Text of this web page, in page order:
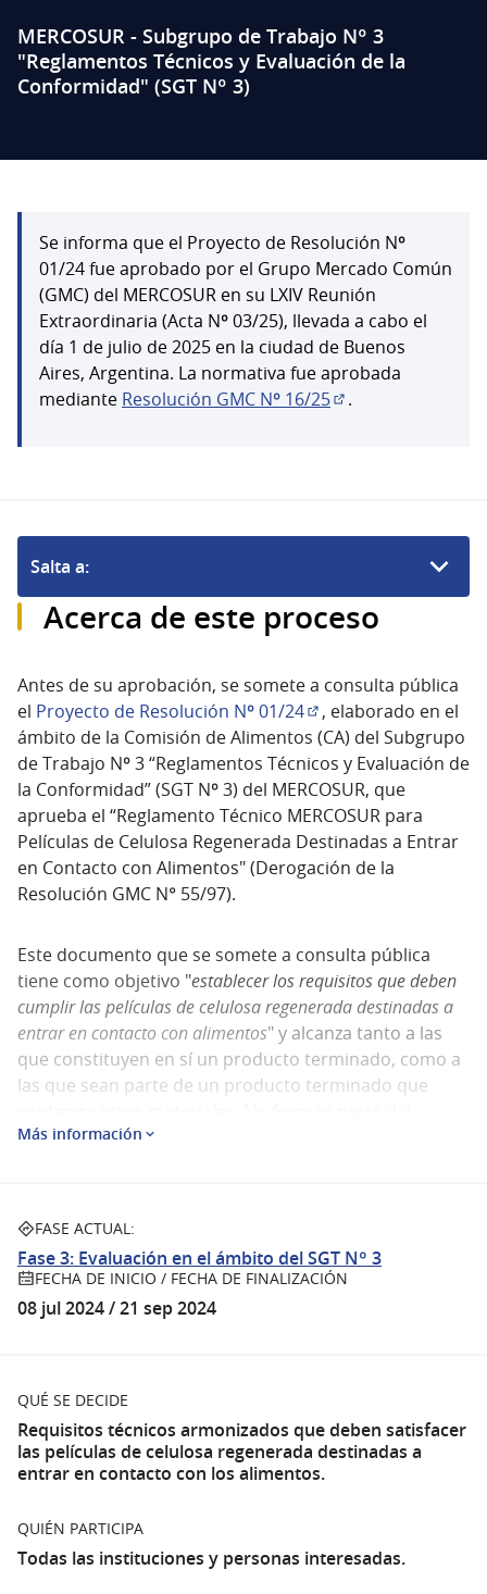
MERCOSUR - Subgrupo de Trabajo Nº 3
"Reglamentos Técnicos y Evaluación de la
Conformidad" (SGT Nº 3)
Se informa que el Proyecto de Resolución Nº
01/24 fue aprobado por el Grupo Mercado Común
(GMC) del MERCOSUR en su LXIV Reunión
Extraordinaria (Acta Nº 03/25), llevada a cabo el
día 1 de julio de 2025 en la ciudad de Buenos
Aires, Argentina. La normativa fue aprobada
mediante Resolución GMC Nº 16/25 .
Acerca de este proceso
Antes de su aprobación, se somete a consulta pública
el Proyecto de Resolución Nº 01/24
(Abrir en una
, elaborado en el
ámbito de la Comisión de Alimentos (CA) del Subgrupo
de Trabajo Nº 3 “Reglamentos Técnicos y Evaluación de
la Conformidad” (SGT Nº 3) del MERCOSUR, que
aprueba el “Reglamento Técnico MERCOSUR para
Películas de Celulosa Regenerada Destinadas a Entrar
en Contacto con Alimentos" (Derogación de la
Resolución GMC N° 55/97).
Este documento que se somete a consulta pública
tiene como objetivo "establecer los requisitos que deben
cumplir las películas de celulosa regenerada destinadas a
entrar en contacto con alimentos" y alcanza tanto a las
que constituyen en sí un producto terminado, como a
las que sean parte de un producto terminado que
alcance de este Reglamento Técnico MERCOSUR las
Sobre la consulta pública
Se pone a disposición el documentoProyecto de
Resolución Nº 01/24 "Reglamento Técnico MERCOSUR
para Películas de Celulosa Regenerada Destinadas a
finalizar esta página, para que las instituciones y
personas interesadas pueden realizar aportes o
propuestas a través de la opciónconsulta pública
Los aportes recibidos serán puestos en consideración
discusión y elaboración del documento. De
entenderse pertinente, tales aportes serán tomados
Más información
Salta a:
FASE ACTUAL:
Fase 3: Evaluación en el ámbito del SGT Nº 3
FECHA DE INICIO / FECHA DE FINALIZACIÓN
08 jul 2024 / 21 sep 2024
QUÉ SE DECIDE
Requisitos técnicos armonizados que deben satisfacer
las películas de celulosa regenerada destinadas a
entrar en contacto con los alimentos.
QUIÉN PARTICIPA
Todas las instituciones y personas interesadas.